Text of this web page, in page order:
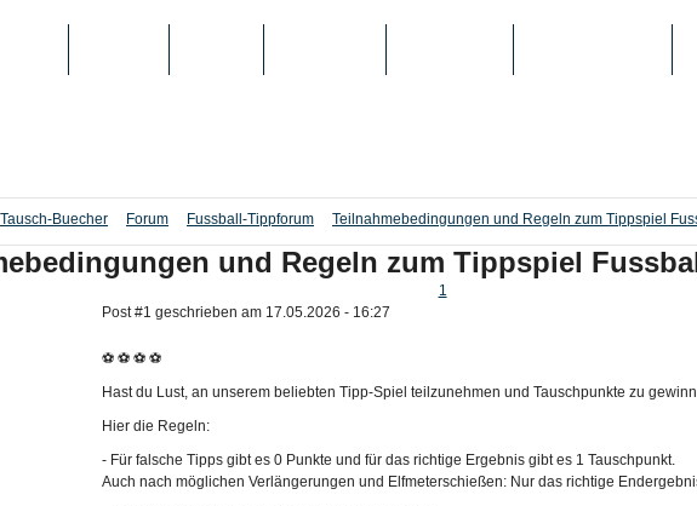
Tausch-Buecher Forum Fussball-Tippforum Teilnahmebedingungen und Regeln zum Tippspiel
und Regeln zum Tippspiel
1
Post #1 geschrieben am 17.05.2026 - 16:27
⚽ ⚽ ⚽ ⚽
Hast du Lust, an unserem beliebten Tipp-Spiel teilzunehmen und Tauschpunkte zu
Hier die Regeln:
- Für falsche Tipps gibt es 0 Punkte und für das richtige Ergebnis gibt es 1 Tauschpunkt.
Auch nach möglichen Verlängerungen und Elfmeterschießen: Nur das richtige